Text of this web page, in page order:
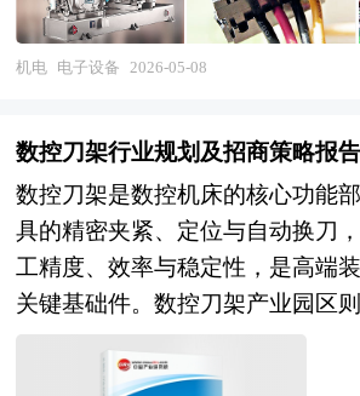
全领域，明确产业发展方向、重
径，统筹上下游资源整合，引导
子设备产业拥有覆盖面广、需求
场体系，深度融入社会生产与大
面。各行各业的生产运营、基础
日常消费使用，都形成了对各类
求。随着社会数字化、智能化进
应用场景不断涌现，持续拉动电
更新替换需求。市场流通体系完
机电 电子设备 2026-05-08
数控刀架行业规划及招商策略报告
数控刀架是数控机床的核心功能
具的精密夹紧、定位与自动换刀
工精度、效率与稳定性，是高端
关键基础件。数控刀架产业园区
证、技术服务于一体的专业化产